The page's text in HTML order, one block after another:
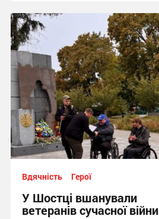
12:59, 15.07.2026
Вдячність Герої
У Шостці вшанували
ветеранів сучасної війни